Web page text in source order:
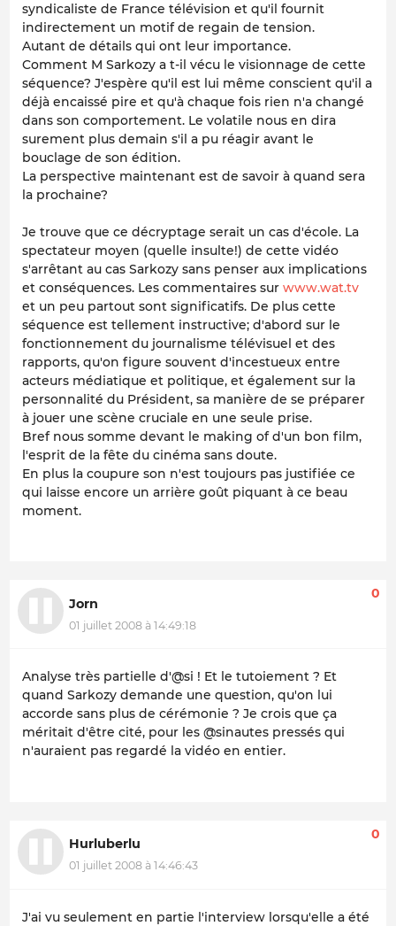
syndicaliste de France télévision et qu'il fournit
indirectement un motif de regain de tension.
Autant de détails qui ont leur importance.
Comment M Sarkozy a t-il vécu le visionnage de cette
séquence? J'espère qu'il est lui même conscient qu'il a
déjà encaissé pire et qu'à chaque fois rien n'a changé
dans son comportement. Le volatile nous en dira
surement plus demain s'il a pu réagir avant le
bouclage de son édition.
La perspective maintenant est de savoir à quand sera
la prochaine?
Je trouve que ce décryptage serait un cas d'école. La
spectateur moyen (quelle insulte!) de cette vidéo
s'arrêtant au cas Sarkozy sans penser aux implications
et conséquences. Les commentaires sur www.wat.tv
et un peu partout sont significatifs. De plus cette
séquence est tellement instructive; d'abord sur le
fonctionnement du journalisme télévisuel et des
rapports, qu'on figure souvent d'incestueux entre
acteurs médiatique et politique, et également sur la
personnalité du Président, sa manière de se préparer
à jouer une scène cruciale en une seule prise.
Bref nous somme devant le making of d'un bon film,
l'esprit de la fête du cinéma sans doute.
En plus la coupure son n'est toujours pas justifiée ce
qui laisse encore un arrière goût piquant à ce beau
moment.
Jorn
01 juillet 2008 à 14:49:18
0
Analyse très partielle d'@si ! Et le tutoiement ? Et
quand Sarkozy demande une question, qu'on lui
accorde sans plus de cérémonie ? Je crois que ça
méritait d'être cité, pour les @sinautes pressés qui
n'auraient pas regardé la vidéo en entier.
Hurluberlu
01 juillet 2008 à 14:46:43
0
J'ai vu seulement en partie l'interview lorsqu'elle a été